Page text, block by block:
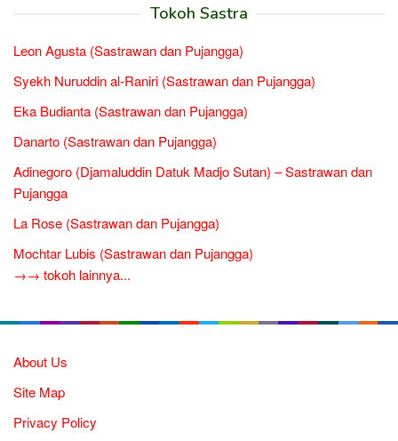
Tokoh Sastra
Leon Agusta (Sastrawan dan Pujangga)
Syekh Nuruddin al-Raniri (Sastrawan dan Pujangga)
Eka Budianta (Sastrawan dan Pujangga)
Danarto (Sastrawan dan Pujangga)
Adinegoro (Djamaluddin Datuk Madjo Sutan) – Sastrawan dan
Pujangga
La Rose (Sastrawan dan Pujangga)
Mochtar Lubis (Sastrawan dan Pujangga)
→→ tokoh lainnya...
About Us
Site Map
Privacy Policy